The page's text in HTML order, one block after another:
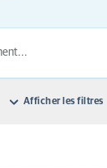
Afficher les filtres